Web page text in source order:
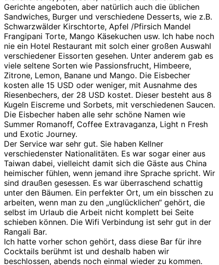
Gerichte angeboten, aber natürlich auch die üblichen
Sandwiches, Burger und verschiedene Desserts, wie z.B.
Schwarzwälder Kirschtorte, Apfel /Pfirsich Mandel
Frangipani Torte, Mango Käsekuchen usw. Ich habe noch
nie ein Hotel Restaurant mit solch einer großen Auswahl
verschiedener Eissorten gesehen. Unter anderem gab es
viele seltene Sorten wie Passionsfrucht, Himbeere,
Zitrone, Lemon, Banane und Mango. Die Eisbecher
kosten alle 15 USD oder weniger, mit Ausnahme des
Riesenbechers, der 28 USD kostet. Dieser besteht aus 8
Kugeln Eiscreme und Sorbets, mit verschiedenen Saucen.
Die Eisbecher haben alle sehr schöne Namen wie
Summer Romanoff, Coffee Extravaganza, Light n Fresh
und Exotic Journey.
Der Service war sehr gut. Sie haben Kellner
verschiedenster Nationalitäten. Es war sogar einer aus
Taiwan dabei, vielleicht damit sich die Gäste aus China
heimischer fühlen, wenn jemand ihre Sprache spricht. Wir
sind draußen gesessen. Es war überraschend schattig
unter den Bäumen. Ein perfekter Ort, um ein bisschen zu
arbeiten, wenn man zu den „unglücklichen“ gehört, die
selbst im Urlaub die Arbeit nicht komplett bei Seite
schieben können. Die Wifi Verbindung ist sehr gut in der
Rangali Bar.
Ich hatte vorher schon gehört, dass diese Bar für ihre
Cocktails berühmt ist und deshalb haben wir
beschlossen, abends noch einmal wieder zu kommen.